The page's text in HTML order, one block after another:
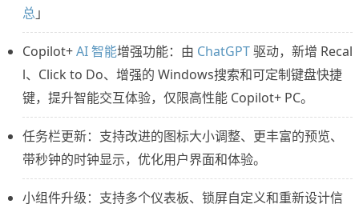
总 」
Copilot+AI 智能增强功能：由 ChatGPT驱动，新增 Recal
l、Click to Do、增强的 Windows搜索和可定制键盘快捷
键，提升智能交互体验，仅限高性能 Copilot+ PC。
任务栏更新：支持改进的图标大小调整、更丰富的预览、
带秒钟的时钟显示，优化用户界面和体验。
小组件升级：支持多个仪表板、锁屏自定义和重新设计信